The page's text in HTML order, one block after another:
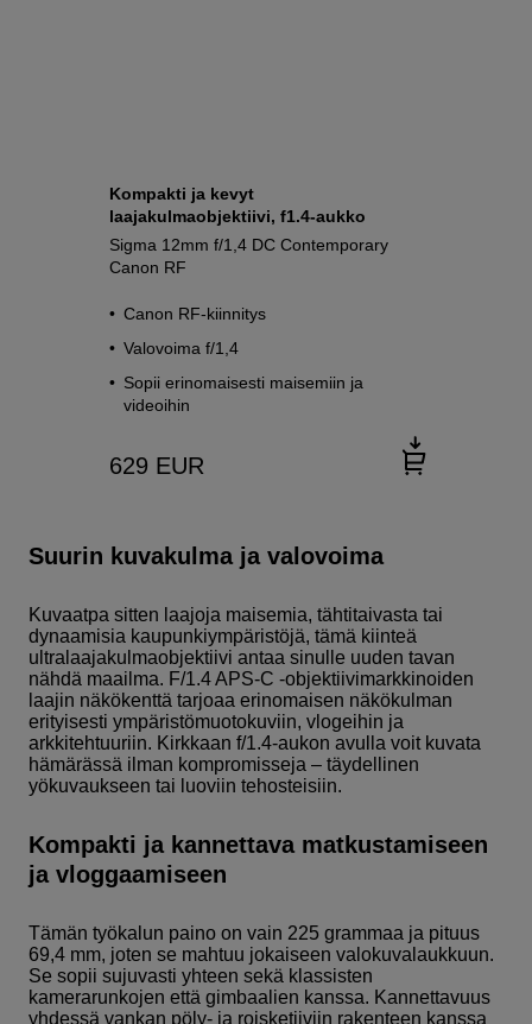
Kompakti ja kevyt
laajakulmaobjektiivi, f1.4-aukko
Sigma 12mm f/1,4 DC Contemporary
Canon RF
Canon RF-kiinnitys
Valovoima f/1,4
Sopii erinomaisesti maisemiin ja
videoihin
629 EUR
Suurin kuvakulma ja valovoima
Kuvaatpa sitten laajoja maisemia, tähtitaivasta tai
dynaamisia kaupunkiympäristöjä, tämä kiinteä
ultralaajakulmaobjektiivi antaa sinulle uuden tavan
nähdä maailma. F/1.4 APS-C -objektiivimarkkinoiden
laajin näkökenttä tarjoaa erinomaisen näkökulman
erityisesti ympäristömuotokuviin, vlogeihin ja
arkkitehtuuriin. Kirkkaan f/1.4-aukon avulla voit kuvata
hämärässä ilman kompromisseja – täydellinen
yökuvaukseen tai luoviin tehosteisiin.
Kompakti ja kannettava matkustamiseen
ja vloggaamiseen
Tämän työkalun paino on vain 225 grammaa ja pituus
69,4 mm, joten se mahtuu jokaiseen valokuvalaukkuun.
Se sopii sujuvasti yhteen sekä klassisten
kamerarunkojen että gimbaalien kanssa. Kannettavuus
yhdessä vankan pöly- ja roisketiiviin rakenteen kanssa